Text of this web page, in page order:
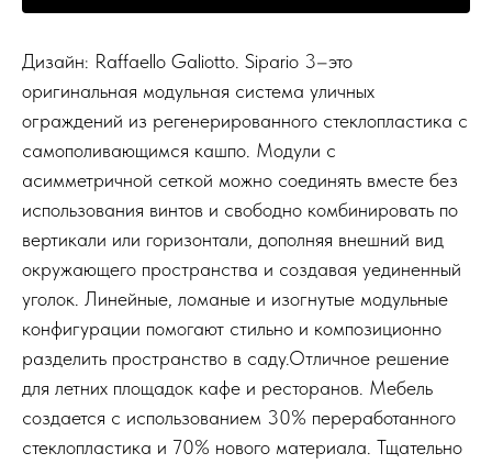
Дизайн: Raffaello Galiotto. Sipario 3–это
оригинальная модульная система уличных
ограждений из регенерированного стеклопластика с
самополивающимся кашпо. Модули с
асимметричной сеткой можно соединять вместе без
использования винтов и свободно комбинировать по
вертикали или горизонтали, дополняя внешний вид
окружающего пространства и создавая уединенный
уголок. Линейные, ломаные и изогнутые модульные
конфигурации помогают стильно и композиционно
разделить пространство в саду.Отличное решение
для летних площадок кафе и ресторанов. Мебель
создается с использованием 30% переработанного
стеклопластика и 70% нового материала. Тщательно